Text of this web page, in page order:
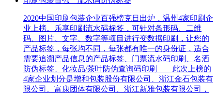
2020中国印刷包装企业百强榜克日出炉，温州4家印刷企
业上榜。乐享印刷流水码标签，可针对条形码、二维
码、图片、文字、数字等项目进行变数据印刷，让您的
产品标签，每张均不同，每张都有唯一的身份证，适合
需要追溯产品信息的产品标签、门票流水码印刷、名酒
防伪标签、化妆品/茶叶防伪查询码印刷 此次上榜的
4家企业划分是增和包装股份有限公司、浙江金石包装有
限公司、富康团体有限公司、浙江新雅包装有限公司，